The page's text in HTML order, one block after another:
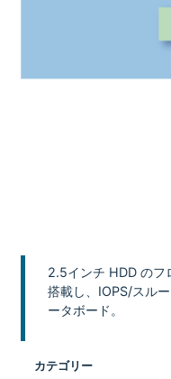
2.5インチ HDD のフ
搭載し、IOPS/スル
ータボード。
カテゴリー